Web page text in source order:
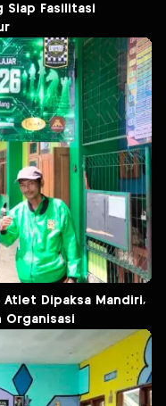
Siap Fasilitasi
Atlet Dipaksa Mandiri,
Organisasi